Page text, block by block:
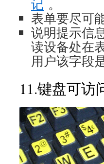
记 。
表单要尽可
说明提示信
读设备处在
用户该字段
11.键盘可访